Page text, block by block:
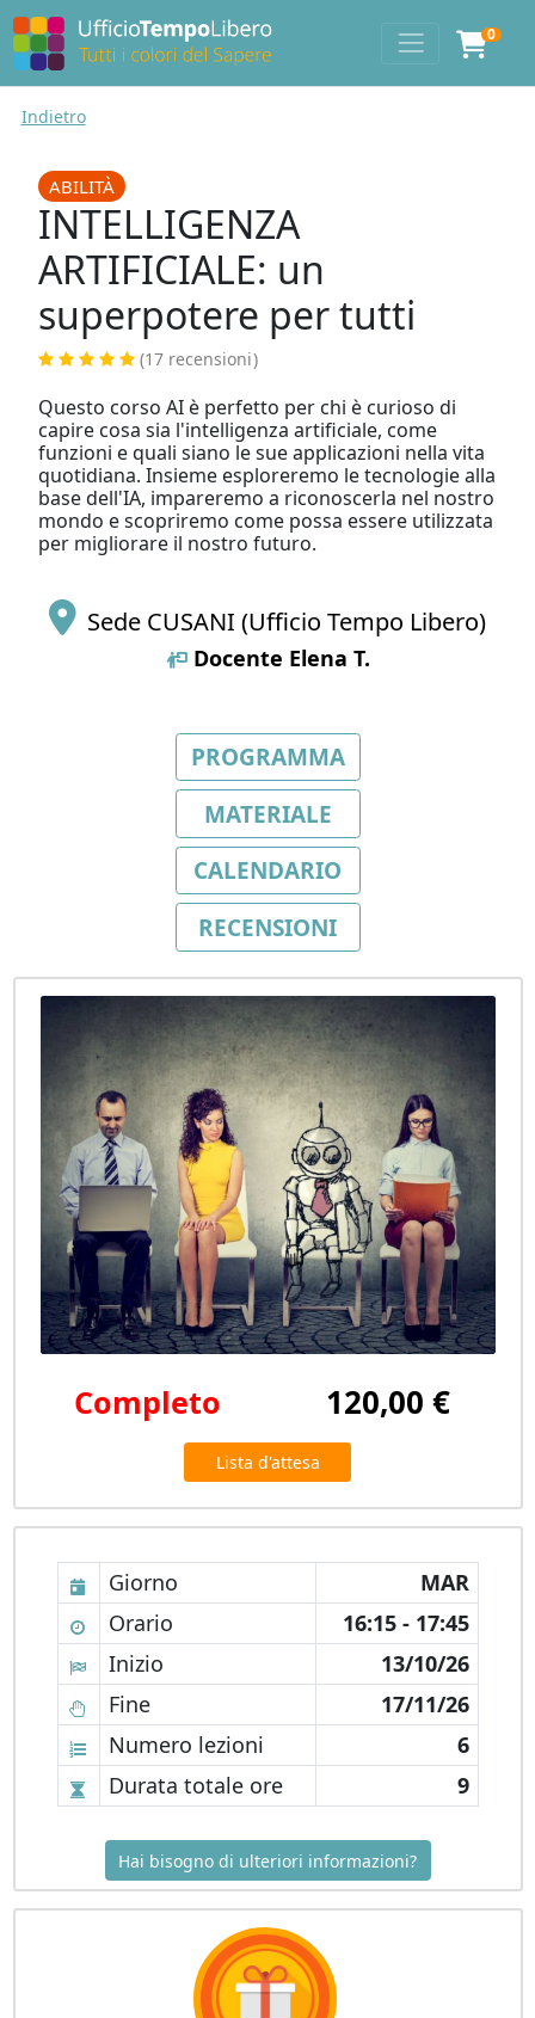
0
Indietro
ABILITÀ
INTELLIGENZA
ARTIFICIALE: un
superpotere per tutti
(17 recensioni)
Questo corso AI è perfetto per chi è curioso di
capire cosa sia l'intelligenza artificiale, come
funzioni e quali siano le sue applicazioni nella vita
quotidiana. Insieme esploreremo le tecnologie alla
base dell'IA, impareremo a riconoscerla nel nostro
mondo e scopriremo come possa essere utilizzata
per migliorare il nostro futuro.
Sede CUSANI (Ufficio Tempo Libero)
Docente Elena T.
PROGRAMMA
MATERIALE
CALENDARIO
RECENSIONI
Completo 120,00 €
Lista d'attesa
Giorno
MAR
Orario
16:15 - 17:45
Inizio
13/10/26
Fine
17/11/26
Numero lezioni
6
Durata totale ore
9
Hai bisogno di ulteriori informazioni?